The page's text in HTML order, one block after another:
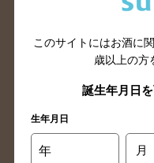
滋賀県のバー検
山口県のバー
島根県のバー
高知県のバー
長崎県のバー検
このサイトにはお酒に
歳以上の方
誕生年月日
生年月日
年 月